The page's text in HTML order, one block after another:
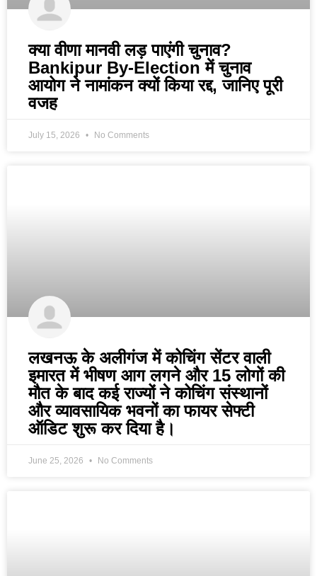
क्या वीणा मानवी लड़ पाएंगी चुनाव?
Bankipur By-Election में चुनाव
आयोग ने नामांकन क्यों किया रद्द, जानिए पूरी
वजह
July 15, 2026 No Comments
लखनऊ के अलीगंज में कोचिंग सेंटर वाली
इमारत में भीषण आग लगने और 15 लोगों की
मौत के बाद कई राज्यों ने कोचिंग संस्थानों
और व्यावसायिक भवनों का फायर सेफ्टी
ऑडिट शुरू कर दिया है।
June 25, 2026 No Comments